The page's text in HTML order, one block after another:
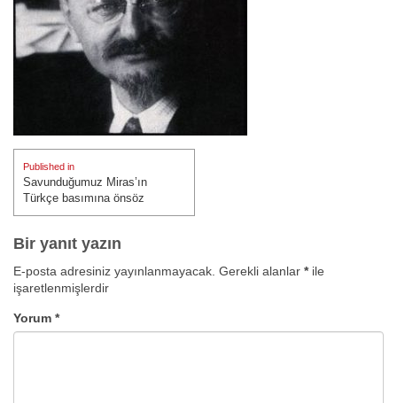
gezinmesi
Published in
Savunduğumuz Miras’ın
Türkçe basımına önsöz
Bir yanıt yazın
E-posta adresiniz yayınlanmayacak. Gerekli alanlar *ile
işaretlenmişlerdir
Yorum *